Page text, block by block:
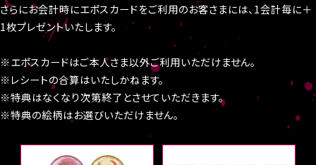
さらにお会計時にエポスカードをご利用のお客さまには、1会計毎に＋
1枚プレゼントいたします。
※エポスカードはご本人さま以外ご利用いただけません。
※レシートの合算はいたしかねます。
※特典はなくなり次第終了とさせていただきます。
※特典の絵柄はお選びいただけません。